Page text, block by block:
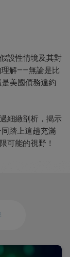
設性情境及其對
理解——無論是比
美國債務違約
細緻剖析，揭示
踏上這趟充滿
可能的視野！